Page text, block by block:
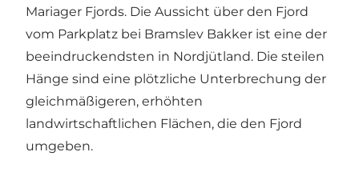
Mariager Fjords. Die Aussicht über den Fjord
vom Parkplatz bei Bramslev Bakker ist eine der
beeindruckendsten in Nordjütland. Die steilen
Hänge sind eine plötzliche Unterbrechung der
gleichmäßigeren, erhöhten
landwirtschaftlichen Flächen, die den Fjord
umgeben.